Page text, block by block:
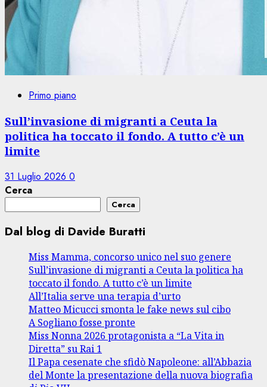
Primo piano
Sull’invasione di migranti a Ceuta la
politica ha toccato il fondo. A tutto c’è un
limite
31 Luglio 2026 0
Cerca
Cerca
Dal blog di Davide Buratti
Miss Mamma, concorso unico nel suo genere
Sull’invasione di migranti a Ceuta la politica ha
toccato il fondo. A tutto c’è un limite
All’Italia serve una terapia d’urto
Matteo Micucci smonta le fake news sul cibo
A Sogliano fosse pronte
Miss Nonna 2026 protagonista a “La Vita in
Diretta” su Rai 1
Il Papa cesenate che sfidò Napoleone: all’Abbazia
del Monte la presentazione della nuova biografia